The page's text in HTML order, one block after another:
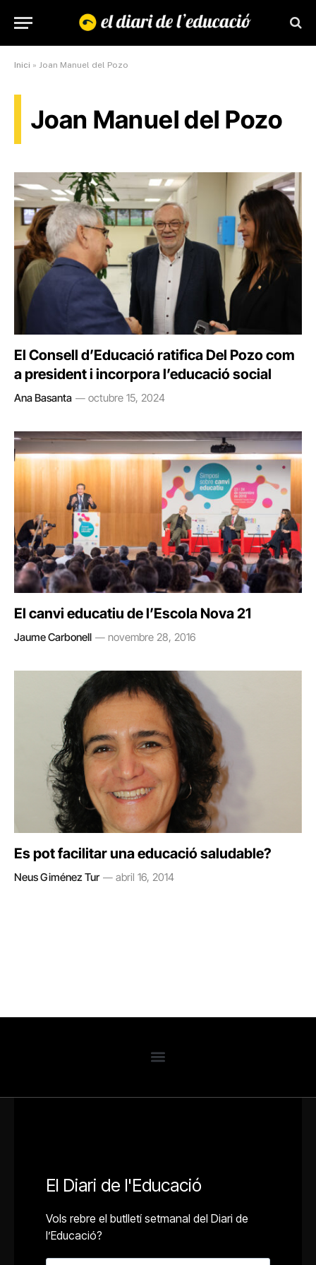
Inici » Joan Manuel del Pozo
Joan Manuel del Pozo
El Consell d’Educació ratifica Del Pozo com
a president i incorpora l’educació social
Ana Basanta octubre 15, 2024
El canvi educatiu de l’Escola Nova 21
Jaume Carbonell novembre 28, 2016
Es pot facilitar una educació saludable?
Neus Giménez Tur abril 16, 2014